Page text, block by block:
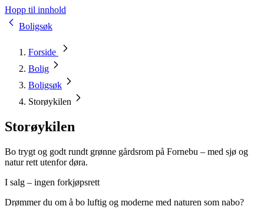
Hopp til innhold
Boligsøk
Forside
Bolig
Boligsøk
Storøykilen
Storøykilen
Bo trygt og godt rundt grønne gårdsrom på Fornebu – med sjø og
natur rett utenfor døra.
I salg – ingen forkjøpsrett
Drømmer du om å bo luftig og moderne med naturen som nabo?